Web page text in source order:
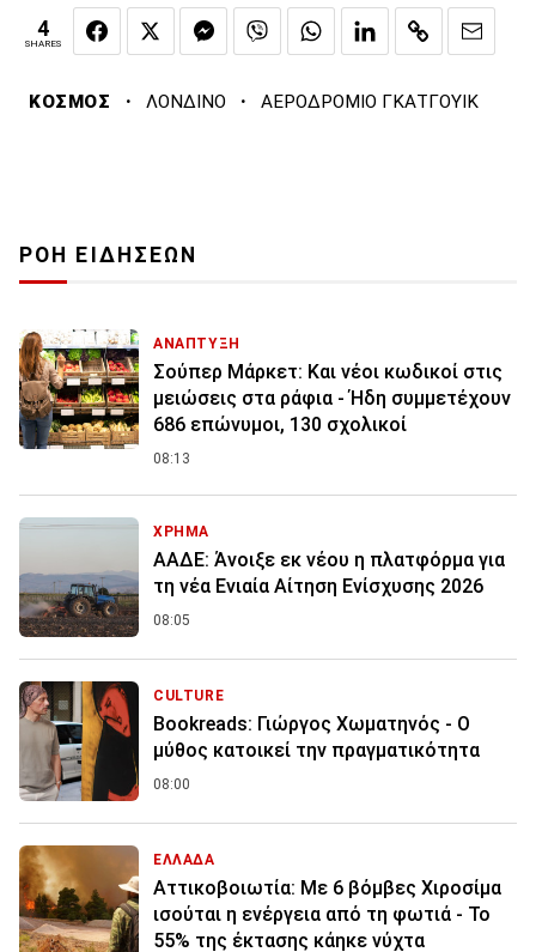
4
SHARES
ΚΟΣΜΟΣ · ΛΟΝΔΙΝΟ · ΑΕΡΟΔΡΟΜΙΟ ΓΚΑΤΓΟΥΙΚ
ΡΟΗ ΕΙΔΗΣΕΩΝ
ΑΝΑΠΤΥΞΗ
Σούπερ Μάρκετ: Και νέοι κωδικοί στις
μειώσεις στα ράφια - Ήδη συμμετέχουν
686 επώνυμοι, 130 σχολικοί
08:13
ΧΡΗΜΑ
ΑΑΔΕ: Άνοιξε εκ νέου η πλατφόρμα για
τη νέα Ενιαία Αίτηση Ενίσχυσης 2026
08:05
CULTURE
Bookreads: Γιώργος Χωματηνός - Ο
μύθος κατοικεί την πραγματικότητα
08:00
ΕΛΛΑΔΑ
Αττικοβοιωτία: Με 6 βόμβες Χιροσίμα
ισούται η ενέργεια από τη φωτιά - Το
55% της έκτασης κάηκε νύχτα